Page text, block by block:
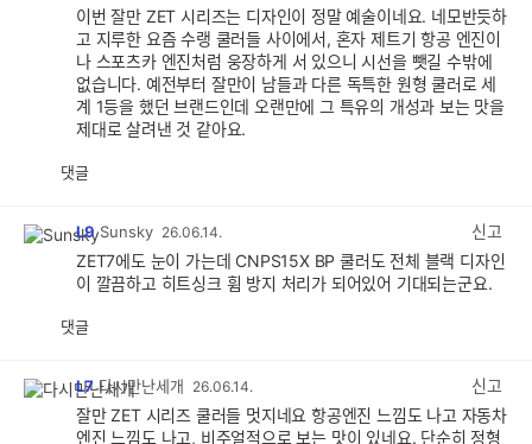
이번 잘만 ZET 시리즈는 디자인이 정말 예술이네요. 네모반듯하
고 지루한 요즘 수랭 쿨러들 사이에서, 혼자 제트기 항공 엔진이
나 스포츠카 엔진처럼 웅장하게 서 있으니 시선을 뺏길 수밖에
없습니다. 예전부터 잘만이 남들과 다른 독특한 원형 쿨러로 세
계 1등을 했던 브랜드인데 오랜만에 그 특유의 개성과 보는 맛을
제대로 살려낸 것 같아요.
댓글
L9 Sunsky 26.06.14.
신고
ZET7에도 눈이 가는데 CNPS15X BP 쿨러도 전체 블랙 디자인
이 깔끔하고 히트싱크 휨 방지 처리가 되어있어 기대되는군요.
댓글
L7 다시만난세개 26.06.14.
신고
잘만 ZET 시리즈 쿨러들 멋지네요 항공엔진 느낌도 나고 자동차
엔진 느낌도 나고, 비주얼적으로 보는 맛이 있네요. 단순히 정형